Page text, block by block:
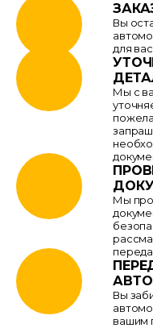
Вы
для
Мы с
Мы
Вы
вашим